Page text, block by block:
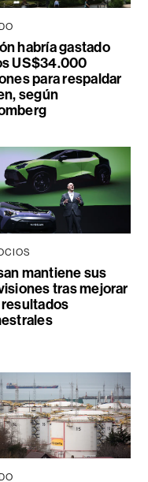
habría gastado
US$34.000
para respaldar
según
mantiene sus
tras mejorar